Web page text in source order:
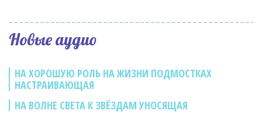
Новые аудио
НА ХОРОШУЮ РОЛЬ НА ЖИЗНИ ПОДМОСТКАХ
НАСТРАИВАЮЩАЯ
НА ВОЛНЕ СВЕТА К ЗВЁЗДАМ УНОСЯЩАЯ